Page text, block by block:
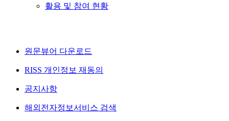
활용 및 참여 현황
원문뷰어 다운로드
RISS 개인정보 재동의
공지사항
해외전자정보서비스 검색